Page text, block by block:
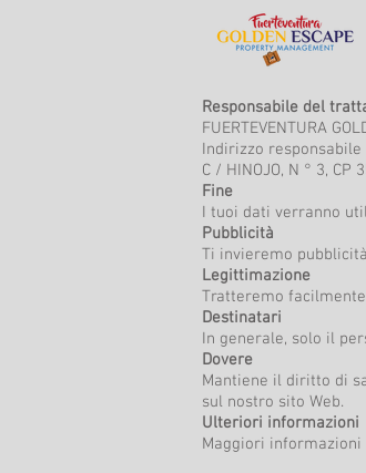
Responsabile del
FUERTEVENTURA
Indirizzo responsabile
C / HINOJO, N ° 3, CP
Fine
I tuoi dati verranno
Pubblicità
Ti invieremo
Legittimazione
Tratteremo
Destinatari
In generale, solo il
Dovere
Mantiene il diritto di
sul nostro sito Web.
Ulteriori informazioni
Maggiori informazioni